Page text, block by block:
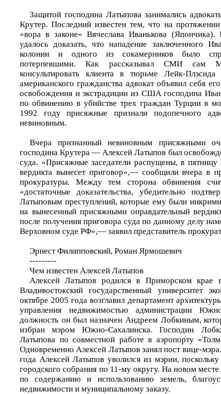
Защитой господина Латыпова занимались
Крутер. Последний известен тем, что на
«вора в законе» Вячеслава Иванькова
удалось доказать, что нападение заключенного
колонии и одного из сокамерников было
потерпевшими. Как рассказывал СМИ сам
консультировать клиента в тюрьме Лейк-
американского гражданства адвокат объявил себя
освобождения и экстрадиции из США господина
по обвинению в убийстве трех граждан Турции в
1992 году присяжные признали подопечного
невиновным.
Вчера признанный невиновным присяжными
господина Крутера — Алексей Латыпов был
суда. «Присяжные заседатели распущены, в пятницу
вердикта вынесет приговор»,— сообщили вчера в
прокуратуры. Между тем сторона обвинения
«достаточные доказательства, убедительно
Латыповым преступлений, которые ему были
на вынесенный присяжными оправдательный
после получения приговора суда по данному делу
Верховном суде РФ»,— заявил представитель
Эрнест Филипповский, Роман Ярмошевич
---------
Чем известен Алексей Латыпов
Алексей Латыпов родился в Приморском крае
Владивостокский государственный университет
октябре 2005 года возглавил департамент
управления недвижимостью администрации
должность он был назначен Андреем Лобкиным,
избран мэром Южно-Сахалинска. Господин
Латыпова по совместной работе в аэропорту
Одновременно Алексей Латыпов занял пост вице-
года Алексей Латыпов уволился из мэрии,
городского собрания по 11-му округу. На новом
по содержанию и использованию земель,
недвижимости и муниципальному заказу.